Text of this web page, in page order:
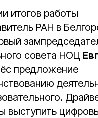
итогов работы
РАН в
совета НОЦ
предложение
выступить